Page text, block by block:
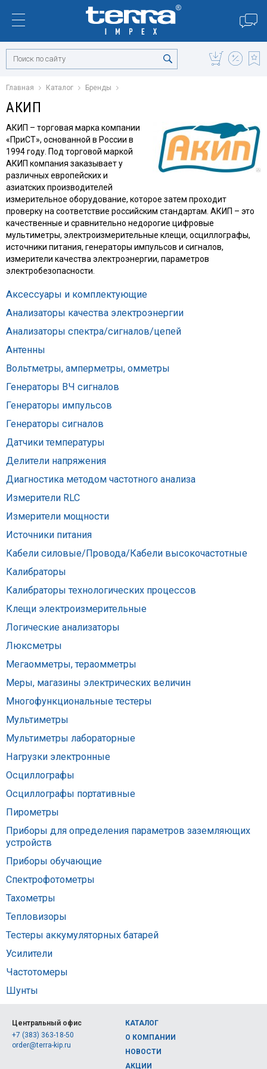
Главная Каталог Бренды
АКИП
АКИП – торговая марка компании
«ПриСТ», основанной в России в
1994 году. Под торговой маркой
АКИП компания заказывает у
различных европейских и
азиатских производителей
измерительное оборудование, которое затем проходит
проверку на соответствие российским стандартам. АКИП – это
качественные и сравнительно недорогие цифровые
мультиметры, электроизмерительные клещи, осциллографы,
источники питания, генераторы импульсов и сигналов,
измерители качества электроэнергии, параметров
электробезопасности.
Аксессуары и комплектующие
Анализаторы качества электроэнергии
Анализаторы спектра/сигналов/цепей
Антенны
Вольтметры, амперметры, омметры
Генераторы ВЧ сигналов
Генераторы импульсов
Генераторы сигналов
Датчики температуры
Делители напряжения
Диагностика методом частотного анализа
Измерители RLC
Измерители мощности
Источники питания
Кабели силовые/Провода/Кабели высокочастотные
Калибраторы
Калибраторы технологических процессов
Клещи электроизмерительные
Логические анализаторы
Люксметры
Мегаомметры, тераомметры
Меры, магазины электрических величин
Многофункциональные тестеры
Мультиметры
Мультиметры лабораторные
Нагрузки электронные
Осциллографы
Осциллографы портативные
Пирометры
Приборы для определения параметров заземляющих
устройств
Приборы обучающие
Спектрофотометры
Тахометры
Тепловизоры
Тестеры аккумуляторных батарей
Усилители
Частотомеры
Шунты
Центральный офис
+7 (383) 363-18-50
order@terra-kip.ru
КАТАЛОГ
О КОМПАНИИ
НОВОСТИ
АКЦИИ